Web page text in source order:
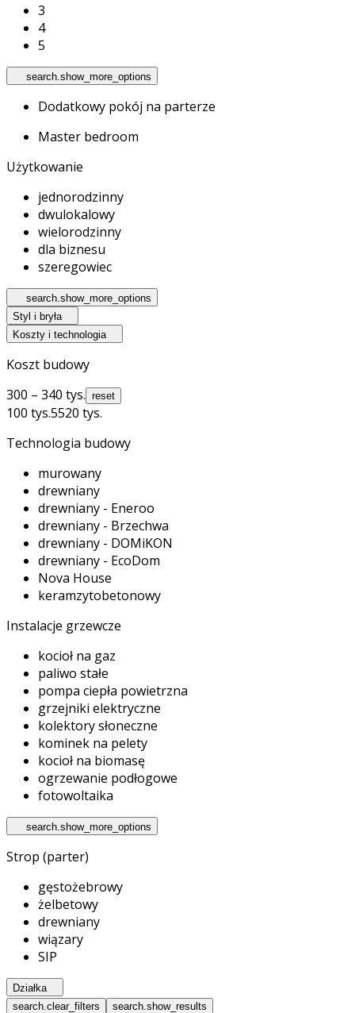
3
4
5
search.show_more_options
Dodatkowy pokój na parterze
Master bedroom
Użytkowanie
jednorodzinny
dwulokalowy
wielorodzinny
dla biznesu
szeregowiec
search.show_more_options
Styl i bryła
Koszty i technologia
Koszt budowy
300 – 340 tys. reset
100 tys.5520 tys.
Technologia budowy
murowany
drewniany
drewniany - Eneroo
drewniany - Brzechwa
drewniany - DOMiKON
drewniany - EcoDom
Nova House
keramzytobetonowy
Instalacje grzewcze
kocioł na gaz
paliwo stałe
pompa ciepła powietrzna
grzejniki elektryczne
kolektory słoneczne
kominek na pelety
kocioł na biomasę
ogrzewanie podłogowe
fotowoltaika
search.show_more_options
Strop (parter)
gęstożebrowy
żelbetowy
drewniany
wiązary
SIP
Działka
search.clear_filters
search.show_results